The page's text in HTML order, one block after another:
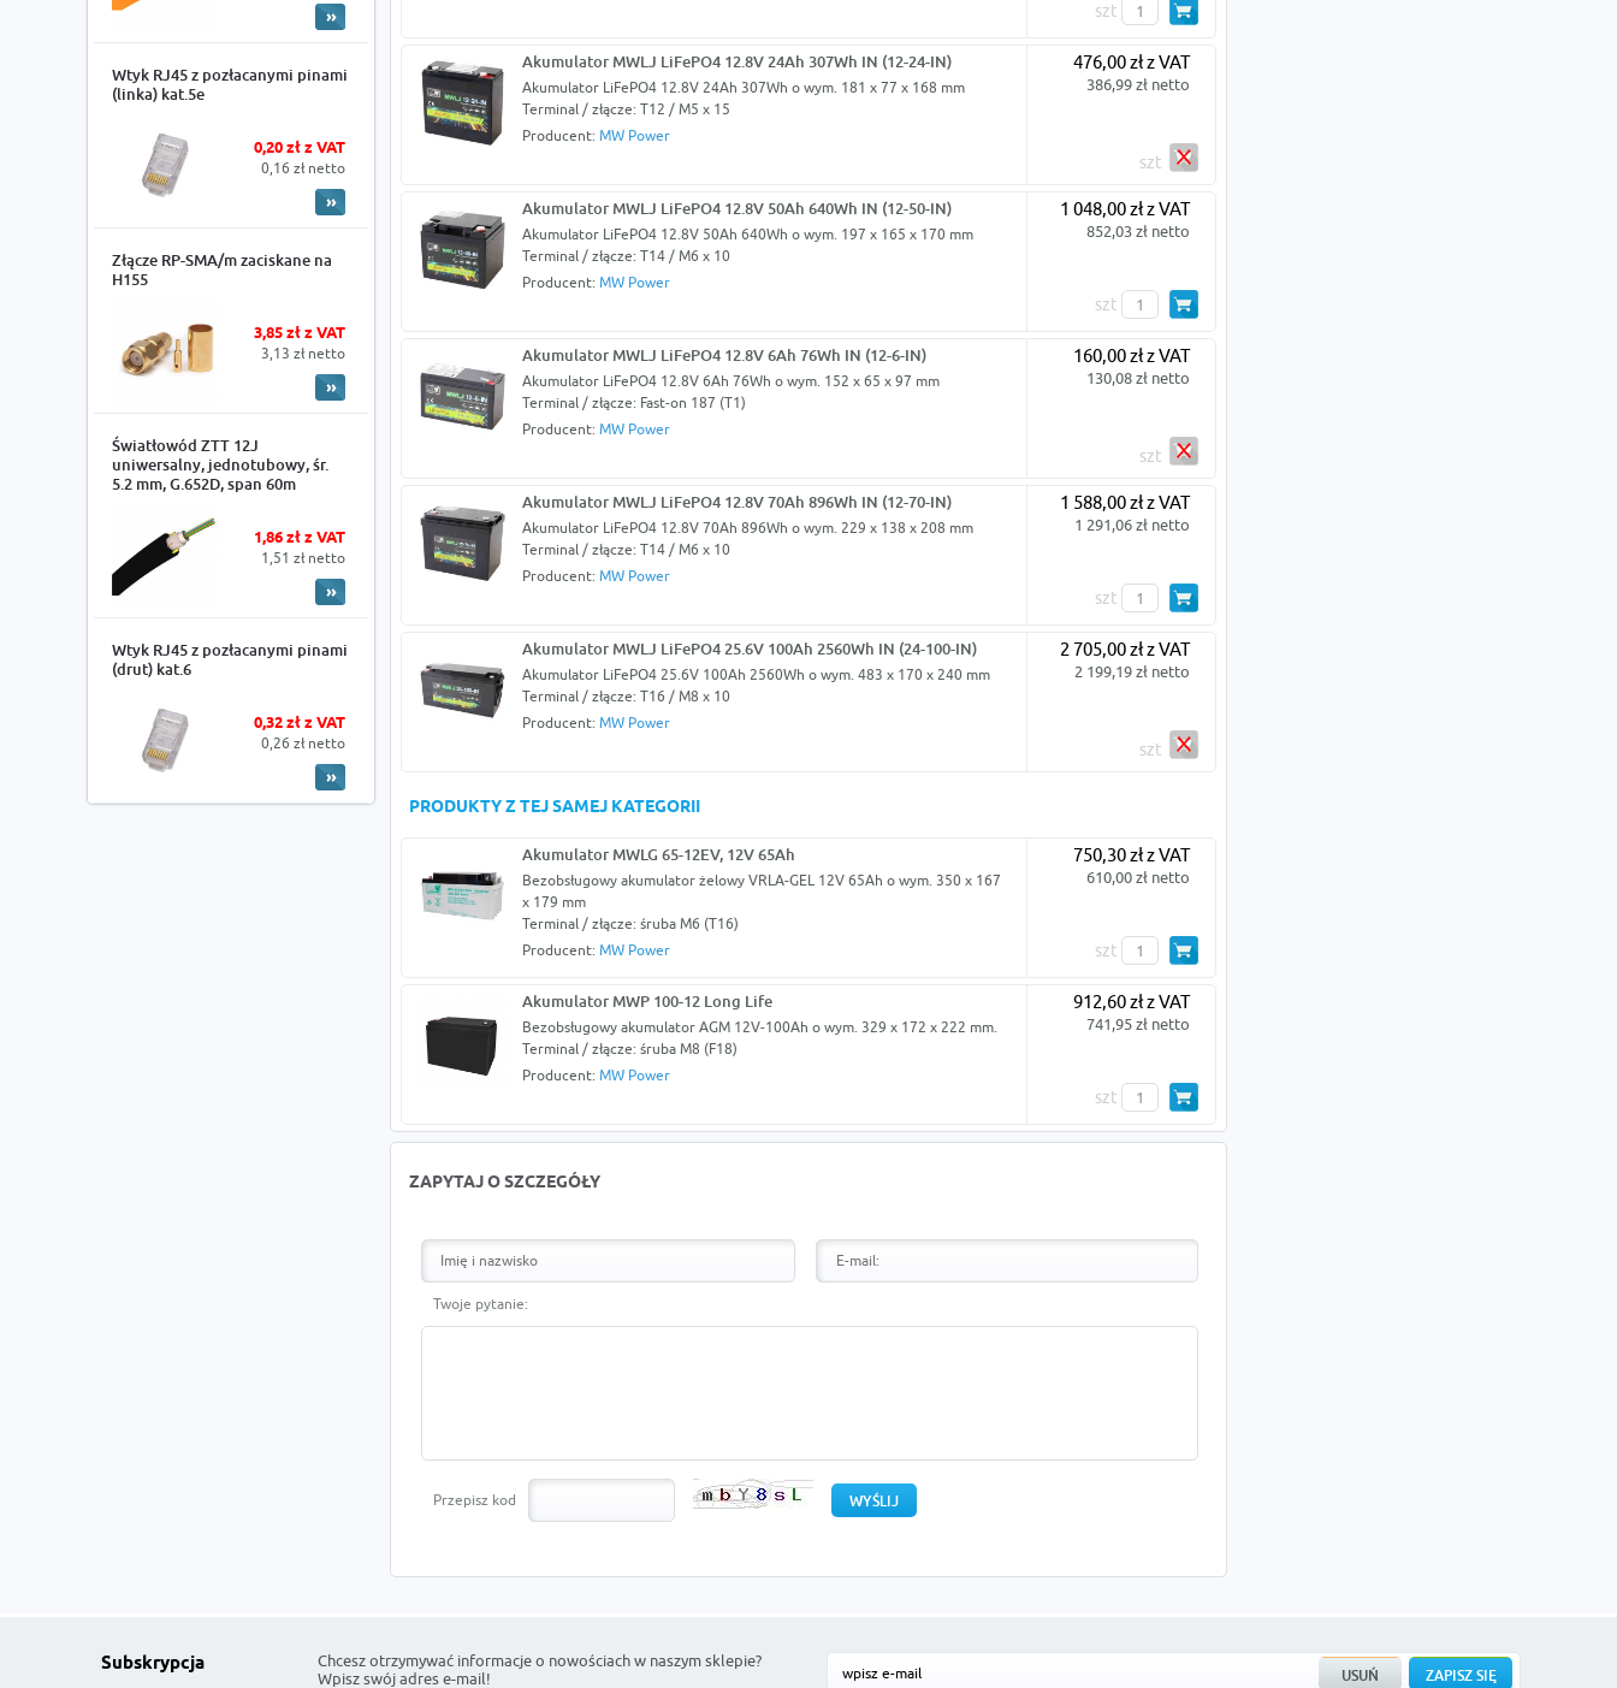
Wtyk RJ45 z pozłacanymi pinami
(linka) kat.5e
0,20 zł z VAT
0,16 zł netto
Złącze RP-SMA/m zaciskane na
H155
3,85 zł z VAT
3,13 zł netto
Światłowód ZTT 12J
uniwersalny, jednotubowy, śr.
5.2 mm, G.652D, span 60m
1,86 zł z VAT
1,51 zł netto
Wtyk RJ45 z pozłacanymi pinami
(drut) kat.6
0,32 zł z VAT
0,26 zł netto
szt
Akumulator MWLJ LiFePO4 12.8V 24Ah 307Wh IN (12-24-IN)
Akumulator LiFePO4 12.8V 24Ah 307Wh o wym. 181 x 77 x 168 mm
Terminal / złącze: T12 / M5 x 15
Producent: MW Power
476,00 zł z VAT
386,99 zł netto
szt
Akumulator MWLJ LiFePO4 12.8V 50Ah 640Wh IN (12-50-IN)
Akumulator LiFePO4 12.8V 50Ah 640Wh o wym. 197 x 165 x 170 mm
Terminal / złącze: T14 / M6 x 10
Producent: MW Power
1 048,00 zł z VAT
852,03 zł netto
szt
Akumulator MWLJ LiFePO4 12.8V 6Ah 76Wh IN (12-6-IN)
Akumulator LiFePO4 12.8V 6Ah 76Wh o wym. 152 x 65 x 97 mm
Terminal / złącze: Fast-on 187 (T1)
Producent: MW Power
160,00 zł z VAT
130,08 zł netto
szt
Akumulator MWLJ LiFePO4 12.8V 70Ah 896Wh IN (12-70-IN)
Akumulator LiFePO4 12.8V 70Ah 896Wh o wym. 229 x 138 x 208 mm
Terminal / złącze: T14 / M6 x 10
Producent: MW Power
1 588,00 zł z VAT
1 291,06 zł netto
szt
Akumulator MWLJ LiFePO4 25.6V 100Ah 2560Wh IN (24-100-IN)
Akumulator LiFePO4 25.6V 100Ah 2560Wh o wym. 483 x 170 x 240 mm
Terminal / złącze: T16 / M8 x 10
Producent: MW Power
2 705,00 zł z VAT
2 199,19 zł netto
szt
PRODUKTY Z TEJ SAMEJ KATEGORII
Akumulator MWLG 65-12EV, 12V 65Ah
Bezobsługowy akumulator żelowy VRLA-GEL 12V 65Ah o wym. 350 x 167
x 179 mm
Terminal / złącze: śruba M6 (T16)
Producent: MW Power
750,30 zł z VAT
610,00 zł netto
szt
Akumulator MWP 100-12 Long Life
Bezobsługowy akumulator AGM 12V-100Ah o wym. 329 x 172 x 222 mm.
Terminal / złącze: śruba M8 (F18)
Producent: MW Power
912,60 zł z VAT
741,95 zł netto
szt
ZAPYTAJ O SZCZEGÓŁY
Twoje pytanie:
Przepisz kod
Subskrypcja
Chcesz otrzymywać informacje o nowościach w naszym sklepie?
Wpisz swój adres e-mail!